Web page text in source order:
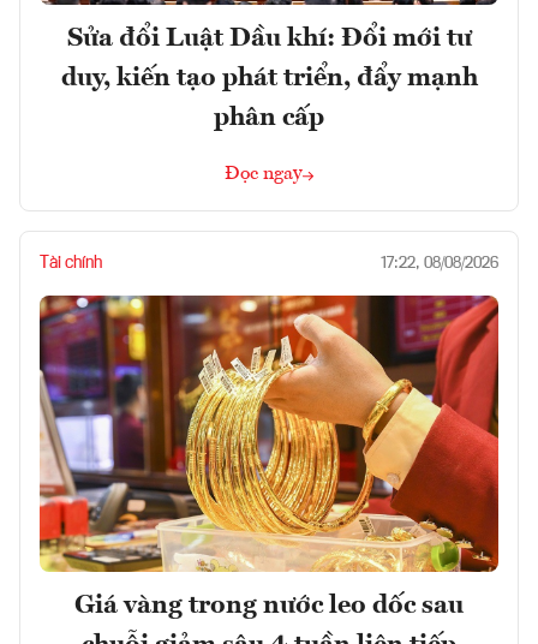
Sửa đổi Luật Dầu khí: Đổi mới tư
duy, kiến tạo phát triển, đẩy mạnh
phân cấp
Đọc ngay
Tài chính 17:22, 08/08/2026
Giá vàng trong nước leo dốc sau